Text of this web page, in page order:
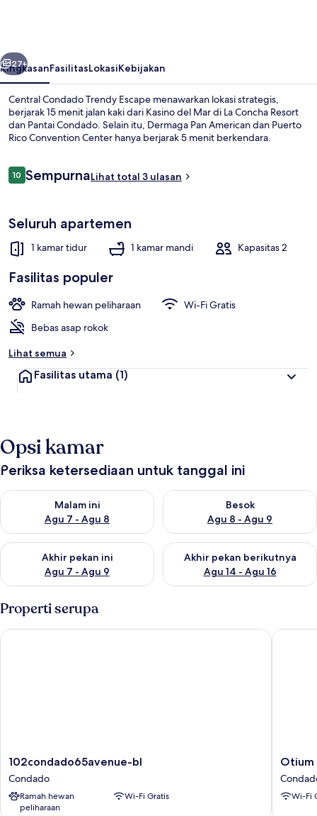
Berikutnya
27+
RingkasanFasilitasLokasiKebijakan
Central Condado Trendy Escape menawarkan lokasi strategis,
berjarak 15 menit jalan kaki dari Kasino del Mar di La Concha Resort
dan Pantai Condado. Selain itu, Dermaga Pan American dan Puerto
Rico Convention Center hanya berjarak 5 menit berkendara.
Ulasan
1010 dari 10
SempurnaLihat total 3 ulasan
Seluruh apartemen
1 kamar tidur 1 kamar mandi Kapasitas 2
Fasilitas populer
Ramah hewan peliharaan
Wi-Fi Gratis
Bebas asap rokok
Lihat semua
Fasilitas utama (1)
Opsi kamar
Periksa ketersediaan untuk tanggal ini
Malam ini
Agu 7 - Agu 8
Periksa ketersediaan untuk malam ini Agu 7 - Agu 8
Besok
Agu 8 - Agu 9
Periksa ketersediaan untuk
Akhir pekan ini
Agu 7 - Agu 9
Periksa ketersediaan untuk akhir pekan ini Agu 7 - Agu 9
Akhir pekan berikutnya
Agu 14 - Agu 16
Periksa ketersediaan untuk
Properti serupa
102condado65avenue-
bl
Condado
102condado65avenue-bl
Condado
Ramah hewan
peliharaan
Wi-Fi Gratis
102condado65avenue-bl
Otium
Prime
Location
Otium
Wi-Fi
Otium